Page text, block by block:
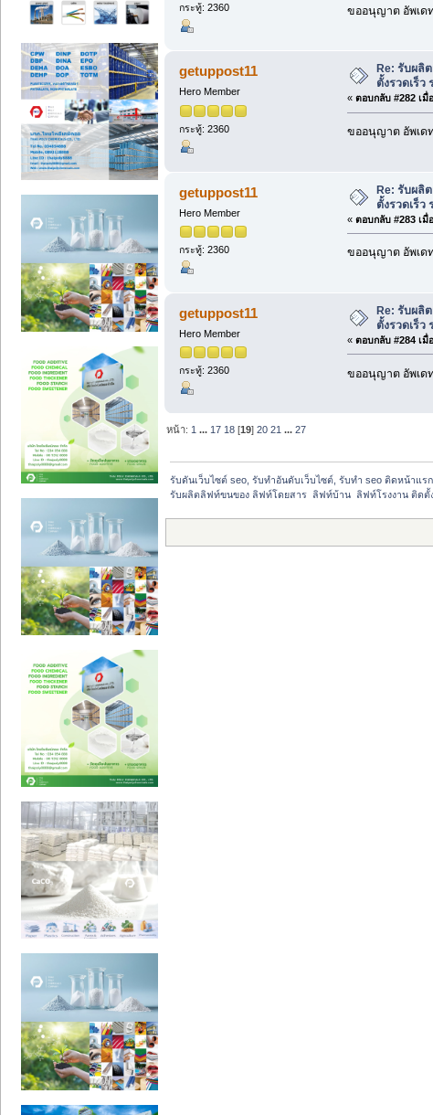
กระทู้: 2360 ขออนุญาต อัพเด
getuppost11
Hero Member
กระทู้: 2360
Re: รับผลิ
ตั้งรวดเร็ว
« ตอบกลับ #282 เมื่
ขออนุญาต อัพเด
getuppost11
Hero Member
กระทู้: 2360
Re: รับผลิ
ตั้งรวดเร็ว
« ตอบกลับ #283 เมื่
ขออนุญาต อัพเด
getuppost11
Hero Member
กระทู้: 2360
Re: รับผลิ
ตั้งรวดเร็ว
« ตอบกลับ #284 เมื่
ขออนุญาต อัพเด
หน้า: 1 ... 17 18 [19]20 21 ...27
รับดันเว็บไซต์ seo, รับทำอันดับเว็บไซต์, รับทำ seo ติดหน้าแร
รับผลิตลิฟท์ขนของ ลิฟท์โดยสาร  ลิฟท์บ้าน  ลิฟท์โรงงาน ติดตั้ง